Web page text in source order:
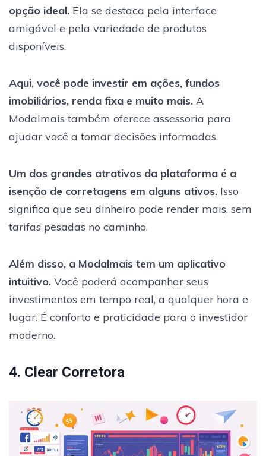
opção ideal. Ela se destaca pela interface
amigável e pela variedade de produtos
disponíveis.
Aqui, você pode investir em ações, fundos
imobiliários, renda fixa e muito mais. A
Modalmais também oferece assessoria para
ajudar você a tomar decisões informadas.
Um dos grandes atrativos da plataforma é a
isenção de corretagens em alguns ativos. Isso
significa que seu dinheiro pode render mais, sem
tarifas pesadas no caminho.
Além disso, a Modalmais tem um aplicativo
intuitivo. Você poderá acompanhar seus
investimentos em tempo real, a qualquer hora e
lugar. É conforto e praticidade para o investidor
moderno.
4. Clear Corretora